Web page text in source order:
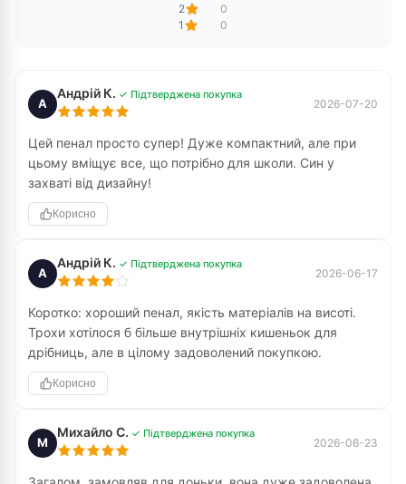
2
0
1
0
А
Андрій К. ✓ Підтверджена покупка
2026-07-20
Цей пенал просто супер! Дуже компактний, але при
цьому вміщує все, що потрібно для школи. Син у
захваті від дизайну!
Корисно
А
Андрій К. ✓ Підтверджена покупка
2026-06-17
Коротко: хороший пенал, якість матеріалів на висоті.
Трохи хотілося б більше внутрішніх кишеньок для
дрібниць, але в цілому задоволений покупкою.
Корисно
М
Михайло С. ✓ Підтверджена покупка
2026-06-23